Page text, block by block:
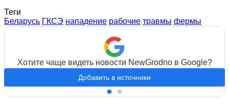
Теги
Беларусь ГКСЭ нападение рабочие травмы фермы
Хотите чаще видеть новости NewGrodno в Google?
Добавить в источники